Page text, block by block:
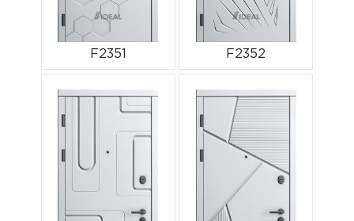
F2351 F2352